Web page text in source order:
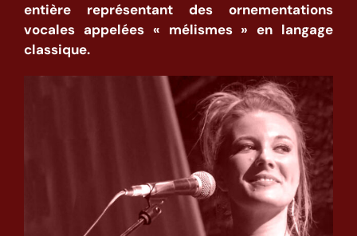
entière représentant des ornementations
vocales appelées « mélismes » en langage
classique.